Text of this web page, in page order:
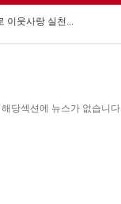
한 여름나기 지원...
손'
해당섹션에 뉴스가 없습니다